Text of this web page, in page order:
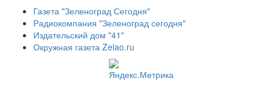
Газета "Зеленоград Сегодня"
Радиокомпания "Зеленоград сегодня"
Издательский дом "41"
Окружная газета Zelao.ru